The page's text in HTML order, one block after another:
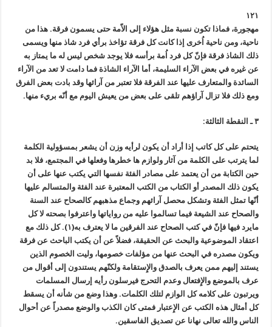
١٢١
مهجورة، فماذا تكون نسبة مثل هؤلاء إلى الاّمة حتى يسمون فرقة. هذا من
ناحية، ومن ناحية اُخرى إذا كانت كل فرقة تؤاخذ برأي فرد شاذ منها ويسمى
ذلك الشاذ فرقة فإنّ كل فرد اُمة برأسه فلا يوجد شخص ليس له ما يمتاز به
عن غيره في بعض الآراء السليمة، أما الآراء الشاذة فما دامت لا تعد من الآراء
السائدة والمتعارف عليها عند الفرقة فلا تعتبر من آرائها وقد بادت بعض الفرق
ومع ذلك فلا تزال آراؤهم تلقى على بعض من يعيش اليوم مع أنّه بريء منها.
٣ ـ النقطة الثالثة:
يتحتم على كل كاتب إذا أراد أن يكون لرأيه وزن أن يشعر بمسؤولية الكلمة
لما يترتب على الكلمة من آثار ولوازم ها خطرها وفعلها في المجتمع، فلا بد
حين الكتابة من أن يعتمد على مصادر الفئة نفسها التي يكتب عنها على أن
يكون ذلك المصدر أو الكتاب من الكتب المعتبرة عند الفئة والمتسالم عليها
أنّها تمثل الفئة وتشكل محصل آرائهم وجماع مذهبهم كالصحاح عند السنة
والصحاح عند الشيعة فيما تسالموا عليه من رواياتها واعترفوا بصحته لا كل
مايرد فيها فإنّ في كتب الصحاح عند الفرقين ما لا يعترف به(١). كل ذلك مع
اعتقاد الموضوعية والبحث عن الحقيقة، فضلاً عن أن يكتب الباحث عن فرقة
ويكون مصدره في البحث عنها من مؤلفات خصومها، وليت الخصوم الذين
يستند إليهم ممن يعرف بالصدق والإِستقامة ولكنّهم يستندون إلى أقوال من
عرف بالموضع والإِفتعال وعدم التحرج فيرسلون رأيه إرسال المسلمات
ويرتبون على كلامه كل الوازم لتلك الكلمات. وهذا وضع من شأنه أن يسقط
كل أمثال هذه الكتب عن الإِعتبار فمتى كان الكذب والوضع مصدراً عن أحوال
الناس والله تعالى نهانا عن تصديق الفاسقين.